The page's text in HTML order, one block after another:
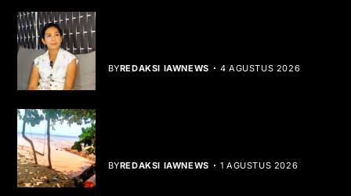
BYREDAKSI IAWNEWS 4 AGUSTUS 2026
BYREDAKSI IAWNEWS 1 AGUSTUS 2026